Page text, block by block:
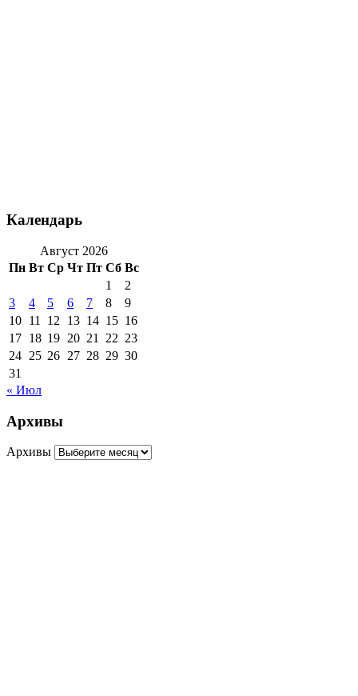
Календарь
Август 2026
Пн Вт Ср Чт Пт Сб Вс
1
2
3
4 5 6 7 8
9
10 11 12 13 14 15 16
17 18 19 20 21 22 23
24 25 26 27 28 29 30
31
« Июл
Архивы
Архивы